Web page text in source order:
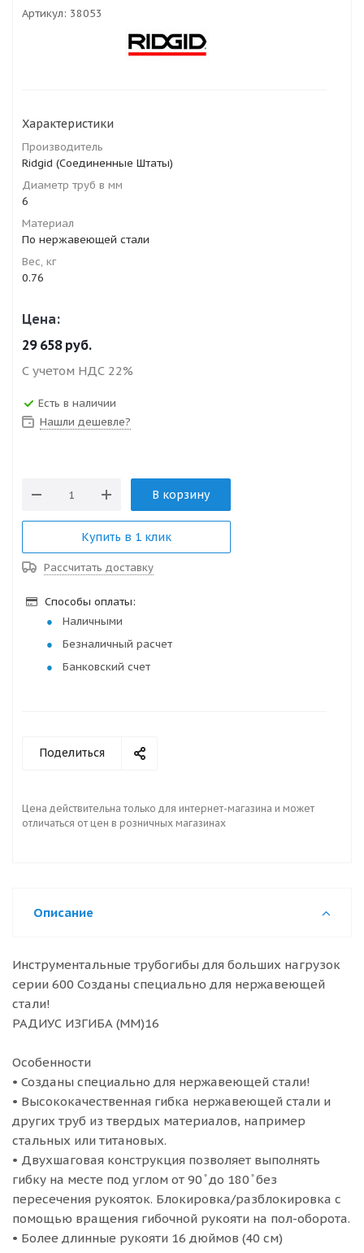
Артикул: 38053
Характеристики
Производитель
Ridgid (Соединенные Штаты)
Диаметр труб в мм
6
Материал
По нержавеющей стали
Вес, кг
0.76
Цена:
29 658руб.
С учетом НДС 22%
Есть в наличии
Нашли дешевле?
В корзину
Купить в 1 клик
Рассчитать доставку
Способы оплаты:
Наличными
Безналичный расчет
Банковский счет
Поделиться
Цена действительна только для интернет-магазина и может
отличаться от цен в розничных магазинах
Описание
Инструментальные трубогибы для больших нагрузок
серии 600 Созданы специально для нержавеющей
стали!
РАДИУС ИЗГИБА (ММ)16
Особенности
• Созданы специально для нержавеющей стали!
• Высококачественная гибка нержавеющей стали и
других труб из твердых материалов, например
стальных или титановых.
• Двухшаговая конструкция позволяет выполнять
гибку на месте под углом от 90 ̊ до 180 ̊ без
пересечения рукояток. Блокировка/разблокировка с
помощью вращения гибочной рукояти на пол-оборота.
• Более длинные рукояти 16 дюймов (40 см)